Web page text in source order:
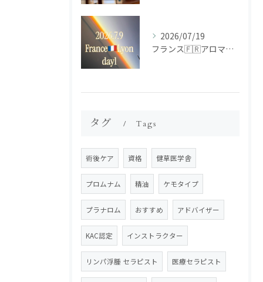
2026/07/19
フランス🇫🇷アロマ研修ツアー𝗱𝗮𝘆𝟭
タグ Tags
術後ケア 資格 健草医学舎
プロムナム 精油 ケモタイプ
プラナロム おすすめ アドバイザー
KAC認定 インストラクター
リンパ浮腫 セラピスト 医療セラピスト